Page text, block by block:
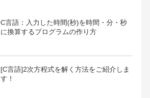
C言語：入力した時間(秒)を時間・分・秒
に換算するプログラムの作り方
[C言語]2次方程式を解く方法をご紹介しま
す！